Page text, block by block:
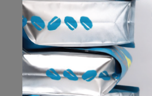
也是手沖咖啡的
杯測水質: 純水再礦化
杯測磨豆機: Ditting
養豆時間